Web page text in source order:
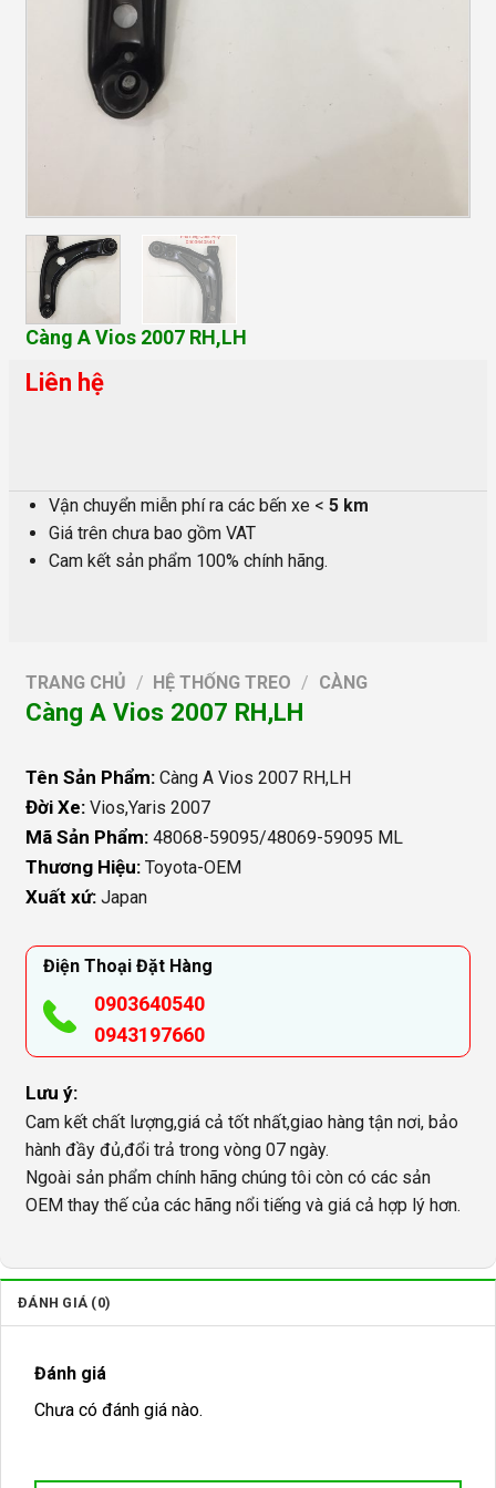
Càng A Vios 2007 RH,LH
Liên hệ
Vận chuyển miễn phí ra các bến xe < 5 km
Giá trên chưa bao gồm VAT
Cam kết sản phẩm 100% chính hãng.
TRANG CHỦ / HỆ THỐNG TREO / CÀNG
Càng A Vios 2007 RH,LH
Tên Sản Phẩm: Càng A Vios 2007 RH,LH
Đời Xe: Vios,Yaris 2007
Mã Sản Phẩm: 48068-59095/48069-59095 ML
Thương Hiệu: Toyota-OEM
Xuất xứ: Japan
Điện Thoại Đặt Hàng
0903640540
0943197660
Lưu ý:
Cam kết chất lượng,giá cả tốt nhất,giao hàng tận nơi, bảo
hành đầy đủ,đổi trả trong vòng 07 ngày.
Ngoài sản phẩm chính hãng chúng tôi còn có các sản
OEM thay thế của các hãng nổi tiếng và giá cả hợp lý hơn.
ĐÁNH GIÁ (0)
Đánh giá
Chưa có đánh giá nào.